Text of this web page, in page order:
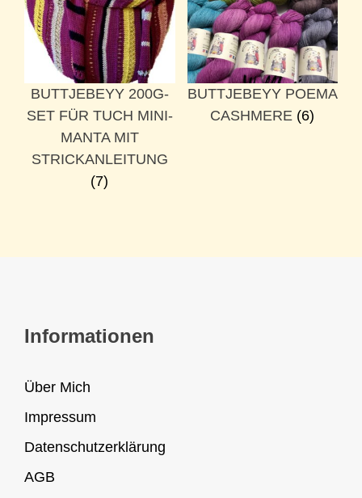
BUTTJEBEYY 200G-
SET FÜR TUCH MINI-
MANTA MIT
STRICKANLEITUNG
(7)
BUTTJEBEYY POEMA
CASHMERE (6)
Informationen
Über Mich
Impressum
Datenschutzerklärung
AGB